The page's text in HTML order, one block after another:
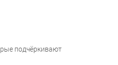
подчёркивают